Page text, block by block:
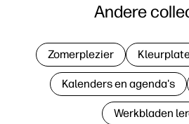
Andere
Zomerplezier
Kalenders en agenda's
Werkbladen